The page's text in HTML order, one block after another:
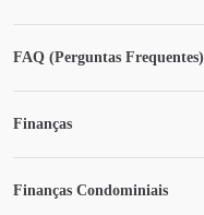
FAQ (Perguntas Frequentes)
Finanças
Finanças Condominiais